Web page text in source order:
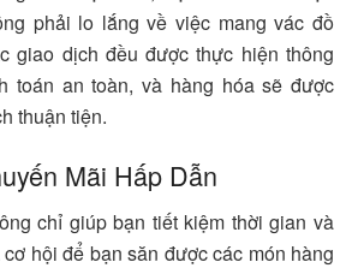
phải lo lắng về việc mang vác đồ
giao dịch đều được thực hiện thông
toán an toàn, và hàng hóa sẽ được
thuận tiện.
Mãi Hấp Dẫn
chỉ giúp bạn tiết kiệm thời gian và
hội để bạn săn được các món hàng